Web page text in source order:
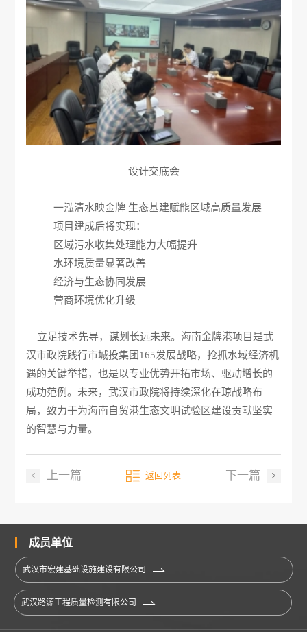
设计交底会
一泓清水映金牌 生态基建赋能区域高质量发展
项目建成后将实现：
区域污水收集处理能力大幅提升
水环境质量显著改善
经济与生态协同发展
营商环境优化升级
立足技术先导，谋划长远未来。海南金牌港项目是武
汉市政院践行市城投集团165发展战略，抢抓水域经济机
遇的关键举措，也是以专业优势开拓市场、驱动增长的
成功范例。未来，武汉市政院将持续深化在琼战略布
局，致力于为海南自贸港生态文明试验区建设贡献坚实
的智慧与力量。
上一篇 返回列表 下一篇
成员单位
武汉市宏建基础设施建设有限公司
武汉路源工程质量检测有限公司